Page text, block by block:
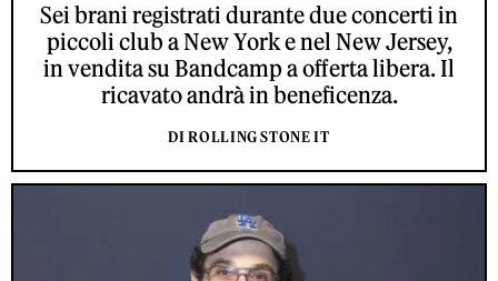
Sei brani registrati durante due concerti in
piccoli club a New York e nel New Jersey,
in vendita su Bandcamp a offerta libera. Il
ricavato andrà in beneficenza.
DI ROLLING STONE IT